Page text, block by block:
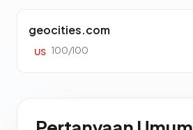
geocities.com
US 100/100